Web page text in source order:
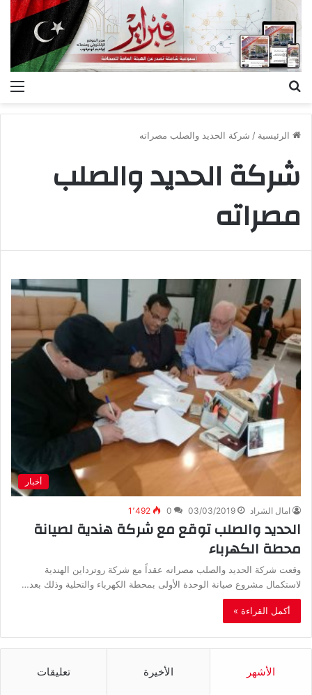
الرئيسية / شركة الحديد والصلب مصراته
شركة الحديد والصلب
مصراته
أخبار
امال الشراد 03/03/2019
0 1٬492
الحديد والصلب توقع مع شركة هندية لصيانة
محطة الكهرباء
وقعت شركة الحديد والصلب مصراته عقداً مع شركة روترداين الهندية
لاستكمال مشروع صيانة الوحدة الأولى بمحطة الكهرباء والتحلية وذلك بعد…
أكمل القراءة »
الأشهر الأخيرة تعليقات